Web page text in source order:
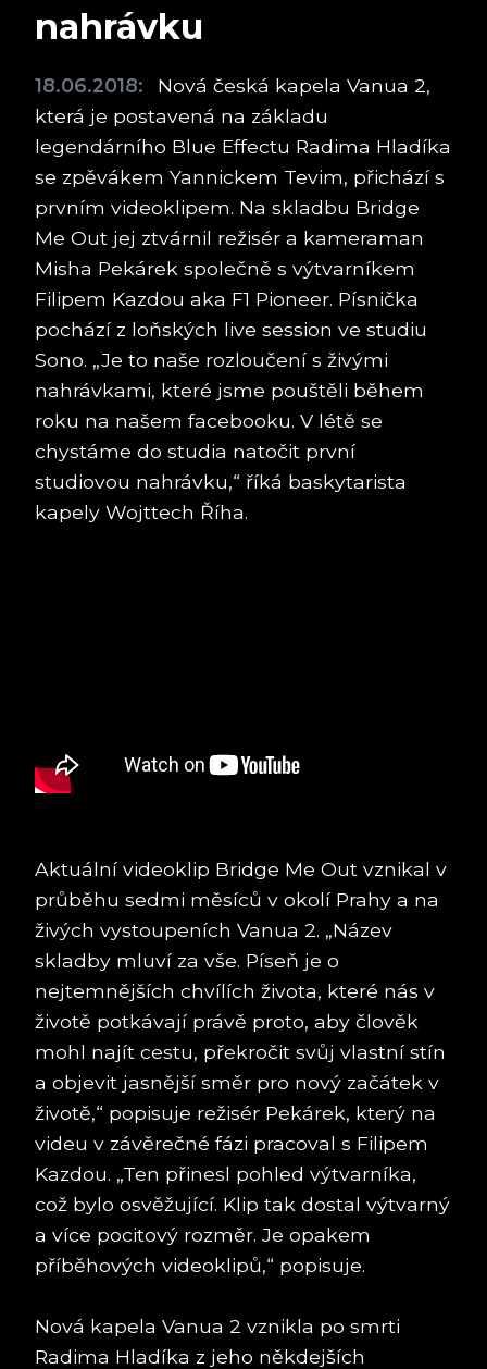
nahrávku
18.06.2018:
Nová česká kapela Vanua 2,
která je postavená na základu
legendárního Blue Effectu Radima Hladíka
se zpěvákem Yannickem Tevim, přichází s
prvním videoklipem. Na skladbu Bridge
Me Out jej ztvárnil režisér a kameraman
Misha Pekárek společně s výtvarníkem
Filipem Kazdou aka F1 Pioneer. Písnička
pochází z loňských live session ve studiu
Sono. „Je to naše rozloučení s živými
nahrávkami, které jsme pouštěli během
roku na našem facebooku. V létě se
chystáme do studia natočit první
studiovou nahrávku,“ říká baskytarista
kapely Wojttech Říha.
Aktuální videoklip Bridge Me Out vznikal v
průběhu sedmi měsíců v okolí Prahy a na
živých vystoupeních Vanua 2. „Název
skladby mluví za vše. Píseň je o
nejtemnějších chvílích života, které nás v
životě potkávají právě proto, aby člověk
mohl najít cestu, překročit svůj vlastní stín
a objevit jasnější směr pro nový začátek v
životě,“ popisuje režisér Pekárek, který na
videu v závěrečné fázi pracoval s Filipem
Kazdou. „Ten přinesl pohled výtvarníka,
což bylo osvěžující. Klip tak dostal výtvarný
a více pocitový rozměr. Je opakem
příběhových videoklipů,“ popisuje.
Nová kapela Vanua 2 vznikla po smrti
Radima Hladíka z jeho někdejších